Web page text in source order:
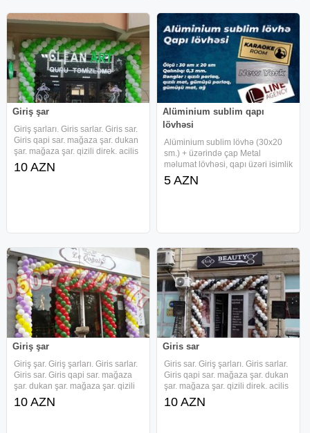
Giriş şar
Giriş şarları. Giris sarlar. Giris sar.
Giris qapi sar. mağaza şar. dukan
şar. mağaza şar. qizili direk. acilis
direk. helium şar. helium war.
achilish direk.giris sarlari. açılış
10 AZN
Alüminium sublim qapı
lövhəsi
Alüminium sublim lövhə (30x20
sm.) + üzərində çap Metal
məlumat lövhəsi, qapı üzəri isimlik
(qapı lövhəsi) və ya məlumat
vermək , habelə müxtəlif ölkə
5 AZN
Giriş şar
Giriş şar. Giriş şarları. Giris sarlar.
Giris sar. Giris qapi sar. mağaza
şar. dukan şar. mağaza şar. qizili
direk. acilis direk. helium şar.
helium war. achilish direk.giris
10 AZN
Giris sar
Giris sar. Giriş şarları. Giris sarlar.
Giris qapi sar. mağaza şar. dukan
şar. mağaza şar. qizili direk. acilis
direk. helium şar. helium war.
achilish direk.giris sarlari. açılış
10 AZN